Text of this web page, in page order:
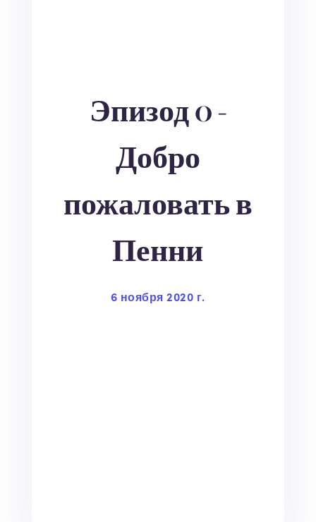
Эпизод 0 -
Добро
пожаловать в
Пенни
6 ноября 2020 г.